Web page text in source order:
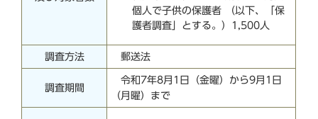
個人で子供の保護者 （以下、「保
護者調査」とする。）1,500人
調査方法 郵送法
調査期間
令和7年8月1日（金曜）から9月1日
（月曜）まで